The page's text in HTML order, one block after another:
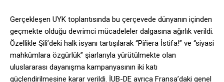
Gerçekleşen UYK toplantısında bu çerçevede dünyanın içinden
geçmekte olduğu devrimci mücadeleler dalgasına ağırlık verildi.
Özellikle Şili’deki halk isyanı tartışılarak “Piñera İstifa!” ve “siyasi
mahkûmlara özgürlük” şiarlarıyla yürütülmekte olan
uluslararası dayanışma kampanyasının iki katı
güçlendirilmesine karar verildi. İUB-DE ayrıca Fransa’daki genel